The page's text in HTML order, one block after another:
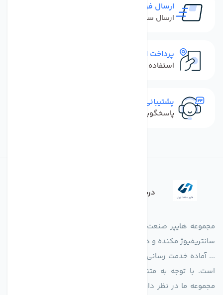
ارسال فوری
ارسال سفارش در کمترین زمان ممکن
پرداخت امن
استفاده از روش‌های پرداخت امن
پشتیبانی سریع
پاسخگویی سریع به تماس‌ها و پیام‌ها
درباره فروشگاه
مجموعه هایپر صنعت ایران در امر تولید و واردات انواع فن های
سانتریفیوژ مکنده و دمنده آکسیال، سقفی، بین کانالی، مرغداری و
... آماده خدمت رسانی به شرکت های تولیدی، صنعتی و ساختمانی
است. با توجه به متنوع بودن فن های تولیدی کمپانی اروپایی
مجموعه ما در نظر دارد کالاهای تخصصی شما عزیزان رو در صرف